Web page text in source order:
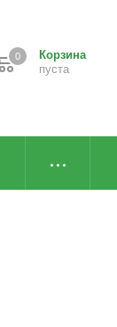
Корзина
пуста
0